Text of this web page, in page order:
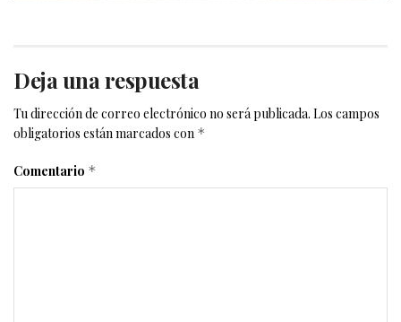
Deja una respuesta
Tu dirección de correo electrónico no será publicada. Los campos
obligatorios están marcados con *
Comentario *